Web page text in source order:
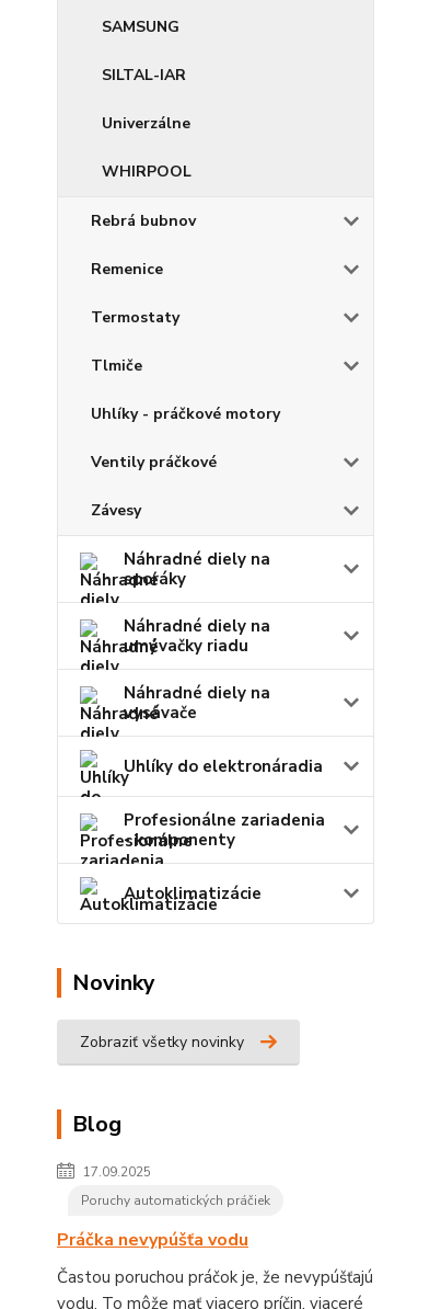
SAMSUNG
SILTAL-IAR
Univerzálne
WHIRPOOL
Rebrá bubnov
Remenice
Termostaty
Tlmiče
Uhlíky - práčkové motory
Ventily práčkové
Závesy
Náhradné diely na
sporáky
Náhradné diely na
umývačky riadu
Náhradné diely na
vysávače
Uhlíky do elektronáradia
Profesionálne zariadenia
- komponenty
Autoklimatizácie
Novinky
Zobraziť všetky novinky
Blog
17.09.2025
Poruchy automatických práčiek
Práčka nevypúšťa vodu
Častou poruchou práčok je, že nevypúšťajú
vodu. To môže mať viacero príčin, viaceré